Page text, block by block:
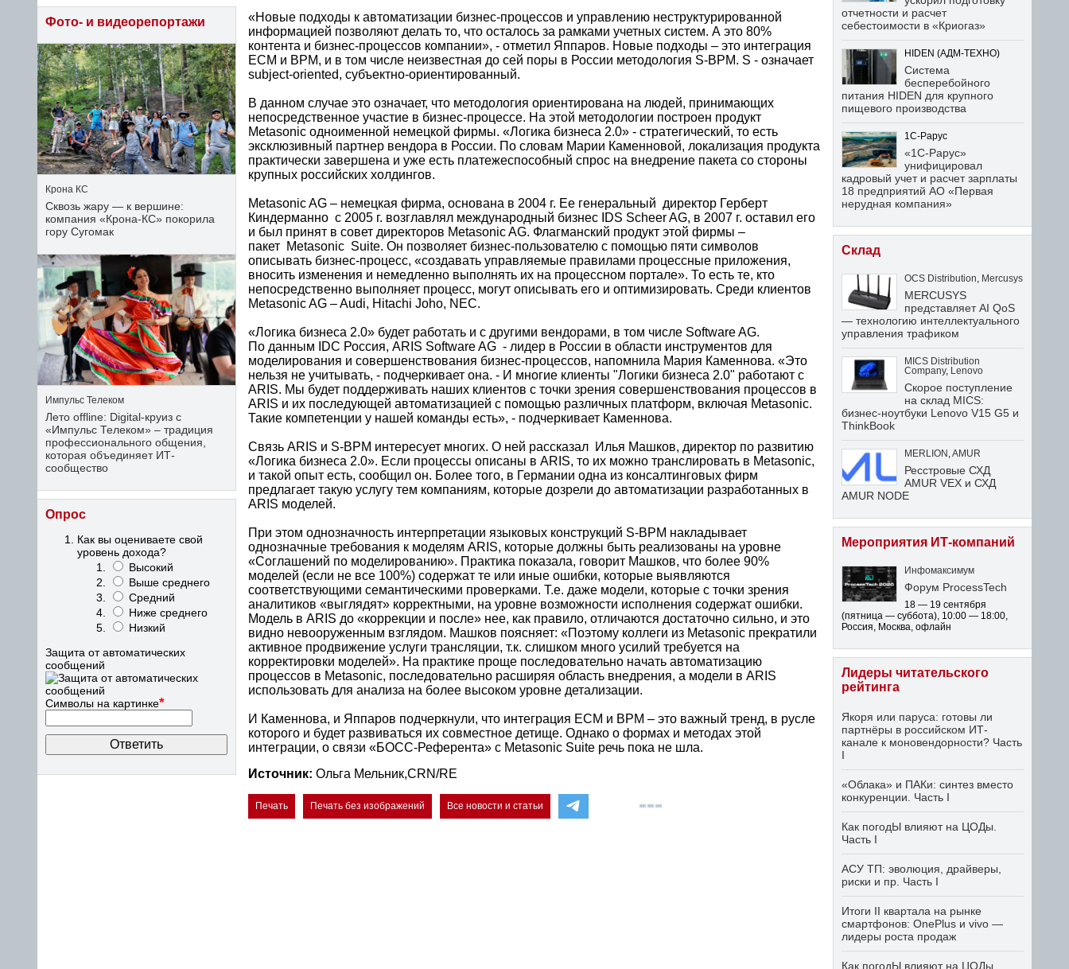
«Новые подходы к автоматизации бизнес-процессов и управлению неструктурированной
информацией позволяют делать то, что осталось за рамками учетных систем. А это 80%
контента и бизнес-процессов компании», - отметил Яппаров. Новые подходы – это интеграция
ECM и BPM, и в том числе неизвестная до сей поры в России методология S-BPM. S - означает
subject-oriented, субъектно-ориентированный.
В данном случае это означает, что методология ориентирована на людей, принимающих
непосредственное участие в бизнес-процессе. На этой методологии построен продукт
Metasonic одноименной немецкой фирмы. «Логика бизнеса 2.0» - стратегический, то есть
эксклюзивный партнер вендора в России. По словам Марии Каменновой, локализация продукта
практически завершена и уже есть платежеспособный спрос на внедрение пакета со стороны
крупных российских холдингов.
Metasonic AG – немецкая фирма, основана в 2004 г. Ее генеральный директор Герберт
Киндерманно с 2005 г. возглавлял международный бизнес IDS Scheer AG, в 2007 г. оставил его
и был принят в совет директоров Metasonic AG. Флагманский продукт этой фирмы –
пакет Metasonic Suite. Он позволяет бизнес-пользователю с помощью пяти символов
описывать бизнес-процесс, «создавать управляемые правилами процессные приложения,
вносить изменения и немедленно выполнять их на процессном портале». То есть те, кто
непосредственно выполняет процесс, могут описывать его и оптимизировать. Среди клиентов
Metasonic AG – Audi, Hitachi Joho, NEC.
«Логика бизнеса 2.0» будет работать и с другими вендорами, в том числе Software AG.
По данным IDC Россия, ARIS Software AG - лидер в России в области инструментов для
моделирования и совершенствования бизнес-процессов, напомнила Мария Каменнова. «Это
нельзя не учитывать, - подчеркивает она. - И многие клиенты "Логики бизнеса 2.0" работают с
ARIS. Мы будет поддерживать наших клиентов с точки зрения совершенствования процессов в
ARIS и их последующей автоматизацией с помощью различных платформ, включая Metasonic.
Такие компетенции у нашей команды есть», - подчеркивает Каменнова.
Связь ARIS и S-BPM интересует многих. О ней рассказал Илья Машков, директор по развитию
«Логика бизнеса 2.0». Если процессы описаны в ARIS, то их можно транслировать в Metasonic,
и такой опыт есть, сообщил он. Более того, в Германии одна из консалтинговых фирм
предлагает такую услугу тем компаниям, которые дозрели до автоматизации разработанных в
ARIS моделей.
При этом однозначность интерпретации языковых конструкций S-BPM накладывает
однозначные требования к моделям ARIS, которые должны быть реализованы на уровне
«Соглашений по моделированию». Практика показала, говорит Машков, что более 90%
моделей (если не все 100%) содержат те или иные ошибки, которые выявляются
соответствующими семантическими проверками. Т.е. даже модели, которые с точки зрения
аналитиков «выглядят» корректными, на уровне возможности исполнения содержат ошибки.
Модель в ARIS до «коррекции и после» нее, как правило, отличаются достаточно сильно, и это
видно невооруженным взглядом. Машков поясняет: «Поэтому коллеги из Metasonic прекратили
активное продвижение услуги трансляции, т.к. слишком много усилий требуется на
корректировки моделей». На практике проще последовательно начать автоматизацию
процессов в Metasonic, последовательно расширяя область внедрения, а модели в ARIS
использовать для анализа на более высоком уровне детализации.
И Каменнова, и Яппаров подчеркнули, что интеграция ECM и BPM – это важный тренд, в русле
которого и будет развиваться их совместное детище. Однако о формах и методах этой
интеграции, о связи «БОСС-Референта» с Metasonic Suite речь пока не шла.
Источник: Ольга Мельник,CRN/RE
Печать Печать без изображений Все новости и статьи
Фото- и видеорепортажи
Крона КС
Сквозь жару — к вершине:
компания «Крона‑КС» покорила
гору Сугомак
Импульс Телеком
Лето offline: Digital-круиз с
«Импульс Телеком» – традиция
профессионального общения,
которая объединяет ИТ-
сообщество
Опрос
Как вы оцениваете свой
уровень дохода?
Высокий
Выше среднего
Средний
Ниже среднего
Низкий
Защита от автоматических
сообщений
Символы на картинке*
отчетности и расчет
себестоимости в «Криогаз»
HIDEN (АДМ-ТЕХНО)
Система
бесперебойного
питания HIDEN для крупного
пищевого производства
1С-Рарус
«1С-Рарус»
унифицировал
кадровый учет и расчет зарплаты
18 предприятий АО «Первая
нерудная компания»
Склад
OCS Distribution Mercusys
MERCUSYS
представляет AI QoS
— технологию интеллектуального
управления трафиком
MICS Distribution
Company, Lenovo
Скорое поступление
на склад MICS:
бизнес-ноутбуки Lenovo V15 G5 и
ThinkBook
MERLION AMUR
Ресстровые СХД
AMUR VEX и СХД
AMUR NODE
Мероприятия ИТ-компаний
Инфомаксимум
Форум ProcessTech
18 — 19 сентября
(пятница — суббота), 10:00 — 18:00,
Россия, Москва, офлайн
Лидеры читательского
рейтинга
Якоря или паруса: готовы ли
партнёры в российском ИТ-
канале к моновендорности? Часть
I
«Облака» и ПАКи: синтез вместо
конкуренции. Часть I
Как погодЫ влияют на ЦОДы.
Часть I
АСУ ТП: эволюция, драйверы,
риски и пр. Часть I
Итоги II квартала на рынке
смартфонов: OnePlus и vivo —
лидеры роста продаж
Как погодЫ влияют на ЦОДы.